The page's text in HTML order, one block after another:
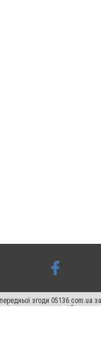
згоди
не нижче другого абзацу